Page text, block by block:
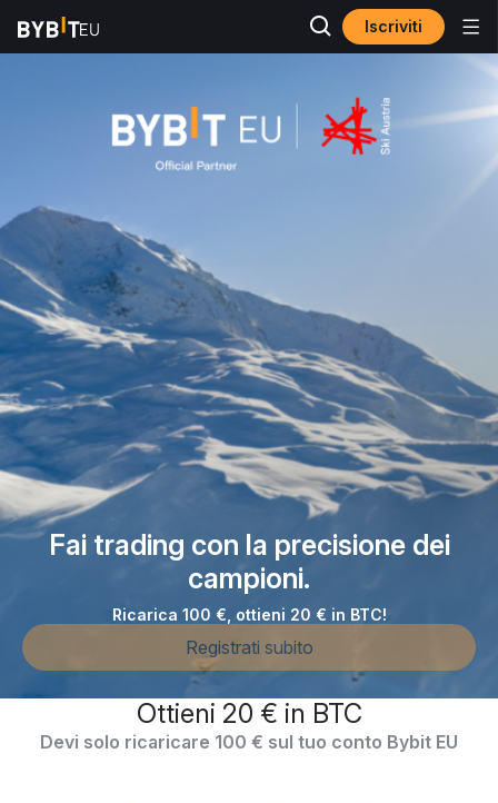
Iscriviti
Fai trading con la precisione dei
campioni.
Ricarica 100 €, ottieni 20 € in BTC!
Registrati subito
Ottieni 20 € in BTC
Devi solo ricaricare 100 € sul tuo conto Bybit EU